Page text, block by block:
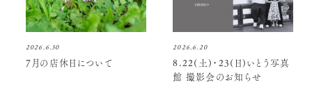
2026.6.30
7月の店休日について
2026.6.20
8.22(土)・23(日)いとう写真
館 撮影会のお知らせ